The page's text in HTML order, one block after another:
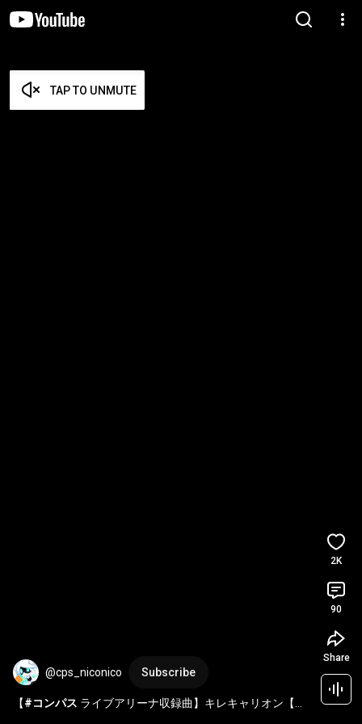
TAP TO UNMUTE
@cps_niconico Subscribe
【#コンパス ライブアリーナ収録曲】キレキャリオン【ラ
2K
90
Share